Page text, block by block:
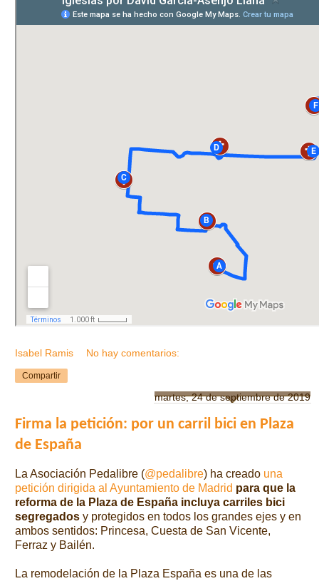
Isabel Ramis No hay comentarios:
Compartir
martes, 24 de septiembre de 2019
Firma la petición: por un carril bici en Plaza
de España
La Asociación Pedalibre (@pedalibre) ha creado una
petición dirigida al Ayuntamiento de Madrid para que la
reforma de la Plaza de España incluya carriles bici
segregados y protegidos en todos los grandes ejes y en
ambos sentidos: Princesa, Cuesta de San Vicente,
Ferraz y Bailén.
La remodelación de la Plaza España es una de las